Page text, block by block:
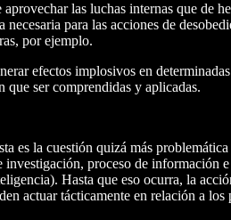
las luchas internas que de
para las acciones de
por ejemplo.
efectos implosivos en
que ser comprendidas y aplicadas.
la cuestión quizá más
proceso de
Hasta que eso ocurra, la
actuar tácticamente en relación a